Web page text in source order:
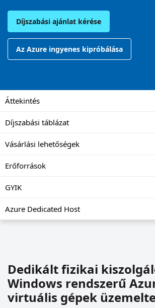
Díjszabási ajánlat kérése
Az Azure ingyenes kipróbálása
Áttekintés
Díjszabási táblázat
Vásárlási lehetőségek
Erőforrások
GYIK
Azure Dedicated Host
Dedikált fizikai
Windows rendszerű
virtuális gépek